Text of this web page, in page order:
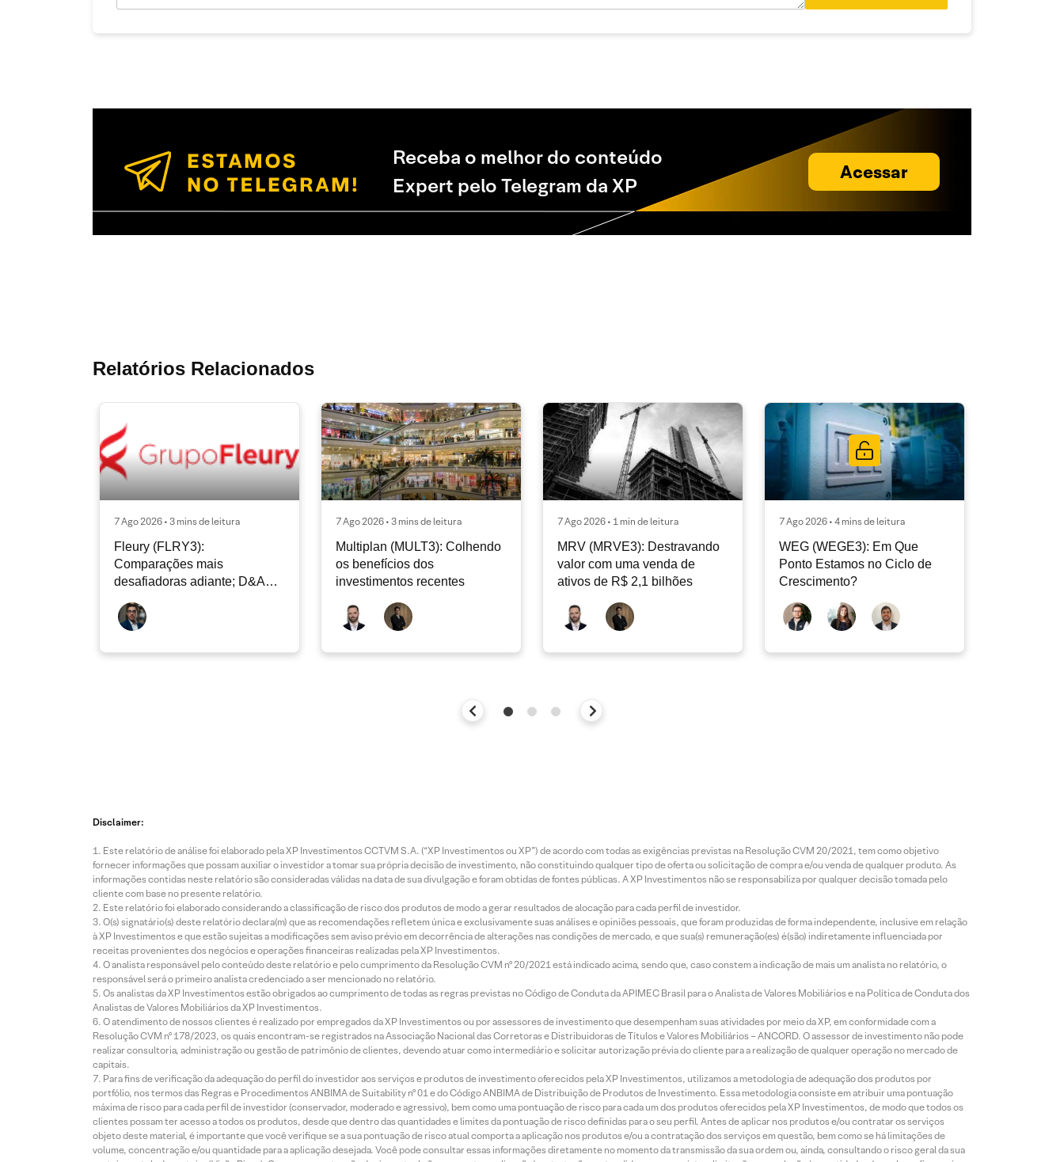
Receba o melhor do conteúdo
Expert pelo Telegram da XP
Acessar
Relatórios Relacionados
7 Ago 2026 • 3 mins de leitura
Fleury (FLRY3):
Comparações mais
desafiadoras adiante; D&A
deve permanecer nos níveis
atuais
7 Ago 2026 • 3 mins de leitura
Multiplan (MULT3): Colhendo
os benefícios dos
investimentos recentes
7 Ago 2026 • 1 min de leitura
MRV (MRVE3): Destravando
valor com uma venda de
ativos de R$ 2,1 bilhões
7 Ago 2026 • 4 mins de leitura
WEG (WEGE3): Em Que
Ponto Estamos no Ciclo de
Crescimento?
Disclaimer:
Este relatório de análise foi elaborado pela XP Investimentos CCTVM S.A. (“XP Investimentos ou XP”) de acordo com todas as exigências previstas na Resolução CVM 20/2021, tem como objetivo
fornecer informações que possam auxiliar o investidor a tomar sua própria decisão de investimento, não constituindo qualquer tipo de oferta ou solicitação de compra e/ou venda de qualquer produto. As
informações contidas neste relatório são consideradas válidas na data de sua divulgação e foram obtidas de fontes públicas. A XP Investimentos não se responsabiliza por qualquer decisão tomada pelo
cliente com base no presente relatório.
Este relatório foi elaborado considerando a classificação de risco dos produtos de modo a gerar resultados de alocação para cada perfil de investidor.
O(s) signatário(s) deste relatório declara(m) que as recomendações refletem única e exclusivamente suas análises e opiniões pessoais, que foram produzidas de forma independente, inclusive em relação
à XP Investimentos e que estão sujeitas a modificações sem aviso prévio em decorrência de alterações nas condições de mercado, e que sua(s) remuneração(es) é(são) indiretamente influenciada por
receitas provenientes dos negócios e operações financeiras realizadas pela XP Investimentos.
O analista responsável pelo conteúdo deste relatório e pelo cumprimento da Resolução CVM nº 20/2021 está indicado acima, sendo que, caso constem a indicação de mais um analista no relatório, o
responsável será o primeiro analista credenciado a ser mencionado no relatório.
Os analistas da XP Investimentos estão obrigados ao cumprimento de todas as regras previstas no Código de Conduta da APIMEC Brasil para o Analista de Valores Mobiliários e na Política de Conduta dos
Analistas de Valores Mobiliários da XP Investimentos.
O atendimento de nossos clientes é realizado por empregados da XP Investimentos ou por assessores de investimento que desempenham suas atividades por meio da XP, em conformidade com a
Resolução CVM nº 178/2023, os quais encontram-se registrados na Associação Nacional das Corretoras e Distribuidoras de Títulos e Valores Mobiliários – ANCORD. O assessor de investimento não pode
realizar consultoria, administração ou gestão de patrimônio de clientes, devendo atuar como intermediário e solicitar autorização prévia do cliente para a realização de qualquer operação no mercado de
capitais.
Para fins de verificação da adequação do perfil do investidor aos serviços e produtos de investimento oferecidos pela XP Investimentos, utilizamos a metodologia de adequação dos produtos por
portfólio, nos termos das Regras e Procedimentos ANBIMA de Suitability nº 01 e do Código ANBIMA de Distribuição de Produtos de Investimento. Essa metodologia consiste em atribuir uma pontuação
máxima de risco para cada perfil de investidor (conservador, moderado e agressivo), bem como uma pontuação de risco para cada um dos produtos oferecidos pela XP Investimentos, de modo que todos os
clientes possam ter acesso a todos os produtos, desde que dentro das quantidades e limites da pontuação de risco definidas para o seu perfil. Antes de aplicar nos produtos e/ou contratar os serviços
objeto deste material, é importante que você verifique se a sua pontuação de risco atual comporta a aplicação nos produtos e/ou a contratação dos serviços em questão, bem como se há limitações de
volume, concentração e/ou quantidade para a aplicação desejada. Você pode consultar essas informações diretamente no momento da transmissão da sua ordem ou, ainda, consultando o risco geral da sua